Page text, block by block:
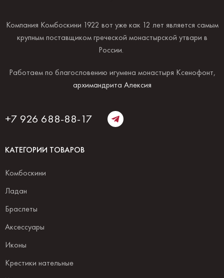
Компания Комбоскини 1922 вот уже как 12 лет является самым
крупным поставщиком греческой монастырской утвари в
России.
Работаем по благословению игумена монастыря Ксенофонт,
архимандрита Алексия
+7 926 688-88-17
КАТЕГОРИИ ТОВАРОВ
Комбоскини
Ладан
Браслеты
Аксессуары
Иконы
Крестики нательные